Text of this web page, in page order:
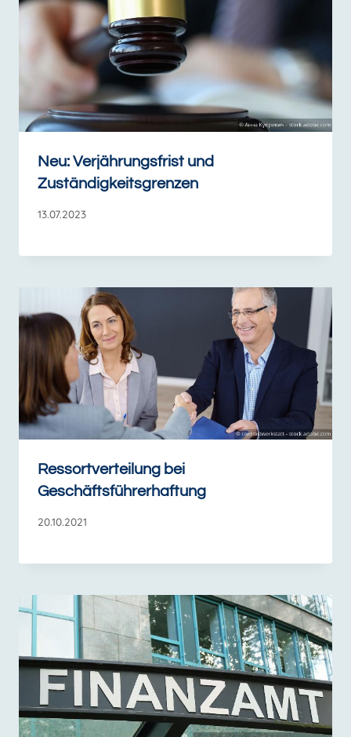
Neu: Verjährungsfrist und
Zuständigkeitsgrenzen
13.07.2023
Ressortverteilung bei
Geschäftsführerhaftung
20.10.2021